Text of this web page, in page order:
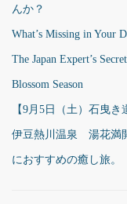
んか？
What’s Missing in Your
The Japan Expert’s
Blossom Season
【9月5日（土）石曳き
伊豆熱川温泉 湯花満
におすすめの癒し旅。